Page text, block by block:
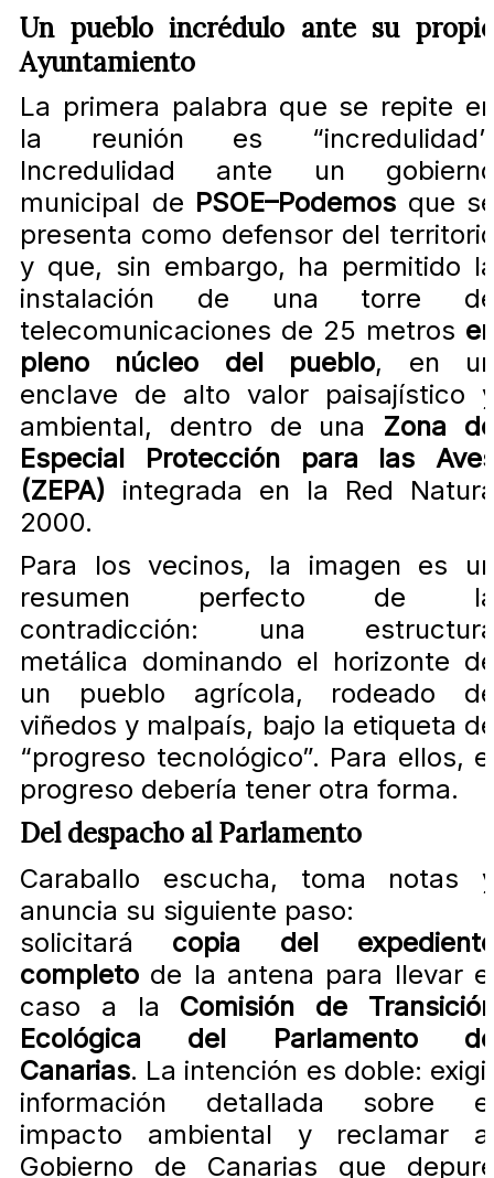
Un pueblo incrédulo ante su
Ayuntamiento
La primera palabra que se repite
la reunión es
Incredulidad ante un
municipal de PSOE–Podemos que
presenta como defensor del
y que, sin embargo, ha permitido
instalación de una torre
telecomunicaciones de 25 metros
pleno núcleo del pueblo, en
enclave de alto valor paisajístico
ambiental, dentro de una Zona
Especial Protección para las
(ZEPA) integrada en la Red
2000.
Para los vecinos, la imagen es
resumen perfecto de
contradicción: una
metálica dominando el horizonte
un pueblo agrícola, rodeado
viñedos y malpaís, bajo la etiqueta
“progreso tecnológico”. Para ellos,
progreso debería tener otra forma.
Del despacho al Parlamento
Caraballo escucha, toma notas
anuncia su siguiente paso:
solicitará copia del
completo de la antena para llevar
caso a la Comisión de
Ecológica del Parlamento
Canarias. La intención es doble:
información detallada sobre
impacto ambiental y reclamar
Gobierno de Canarias que